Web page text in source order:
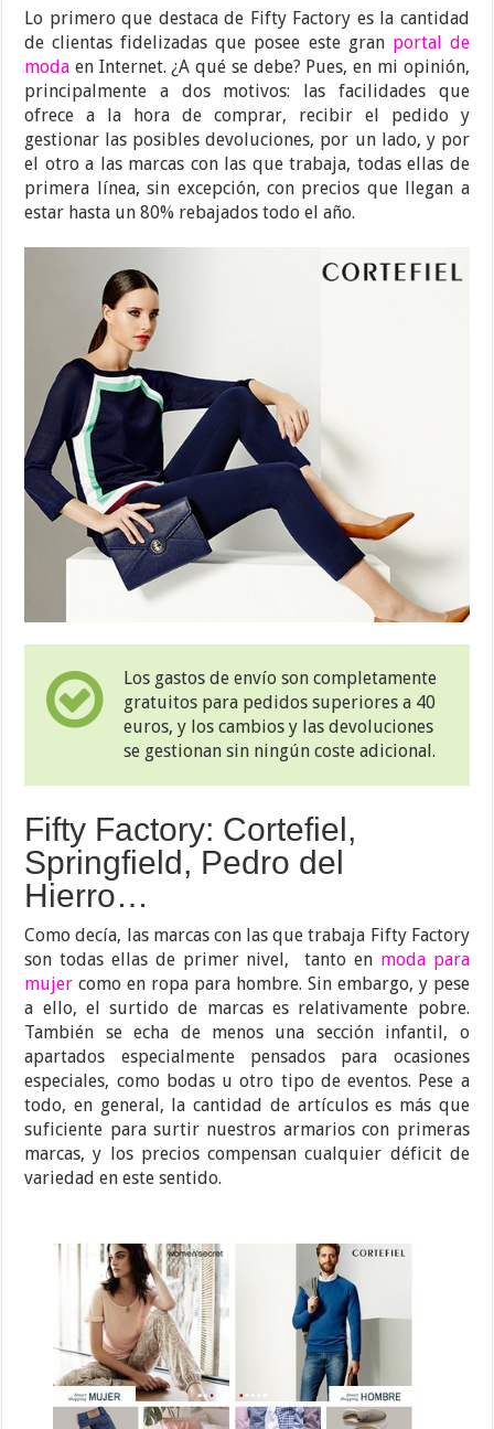
Lo primero que destaca de Fifty Factory es la cantidad
de clientas fidelizadas que posee este gran portal de
moda en Internet. ¿A qué se debe? Pues, en mi opinión,
principalmente a dos motivos: las facilidades que
ofrece a la hora de comprar, recibir el pedido y
gestionar las posibles devoluciones, por un lado, y por
el otro a las marcas con las que trabaja, todas ellas de
primera línea, sin excepción, con precios que llegan a
estar hasta un 80% rebajados todo el año.
Los gastos de envío son completamente
gratuitos para pedidos superiores a 40
euros, y los cambios y las devoluciones
se gestionan sin ningún coste adicional.
Fifty Factory: Cortefiel,
Springfield, Pedro del
Hierro…
Como decía, las marcas con las que trabaja Fifty Factory
son todas ellas de primer nivel, tanto en moda para
mujer como en ropa para hombre. Sin embargo, y pese
a ello, el surtido de marcas es relativamente pobre.
También se echa de menos una sección infantil, o
apartados especialmente pensados para ocasiones
especiales, como bodas u otro tipo de eventos. Pese a
todo, en general, la cantidad de artículos es más que
suficiente para surtir nuestros armarios con primeras
marcas, y los precios compensan cualquier déficit de
variedad en este sentido.